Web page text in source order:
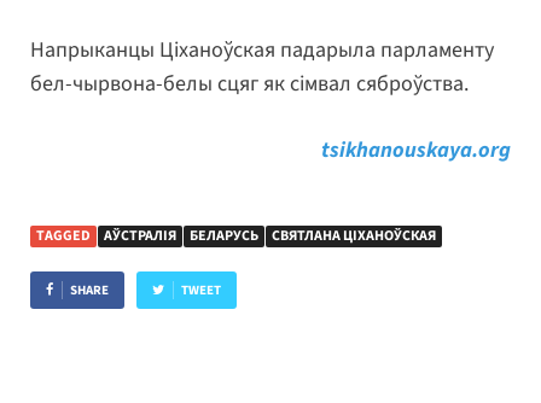
Напрыканцы Ціханоўская падарыла парламенту
бел-чырвона-белы сцяг як сімвал сяброўства.
tsikhanouskaya.org
TAGGED АЎСТРАЛІЯ БЕЛАРУСЬ СВЯТЛАНА ЦІХАНОЎСКАЯ
SHARE TWEET